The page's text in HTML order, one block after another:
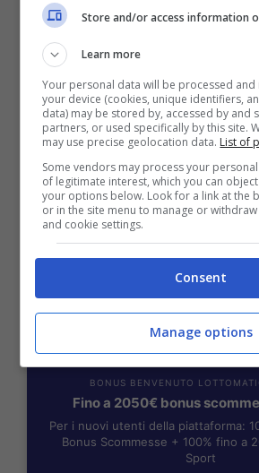
BONUS BENVENUTO
Fino a 2050€ sport e
Per i nuovi registrati: 100% fino a
Scommesse + 50% del primo
2050€
VERIFICA
BONUS BENVENUTO
Fino a 2050€ bonus
Per i nuovi utenti della piattaforma:
Bonus Scommesse + 100% fino a
Sport
Store and/or access information
Learn more
Your personal data will be processed
your device (cookies, unique identifiers,
data) may be stored by, accessed by and
partners, or used specifically by this site.
may use precise geolocation data. List of
Some vendors may process your
of legitimate interest, which you can
your options below. Look for a link at the
or in the site menu to manage or
and cookie settings.
Consent
Manage options